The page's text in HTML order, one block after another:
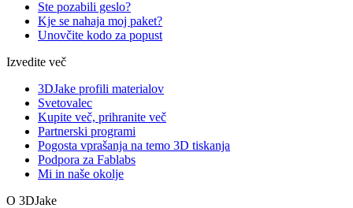
Ste pozabili geslo?
Kje se nahaja moj paket?
Unovčite kodo za popust
Izvedite več
3DJake profili materialov
Svetovalec
Kupite več, prihranite več
Partnerski programi
Pogosta vprašanja na temo 3D tiskanja
Podpora za Fablabs
Mi in naše okolje
O 3DJake